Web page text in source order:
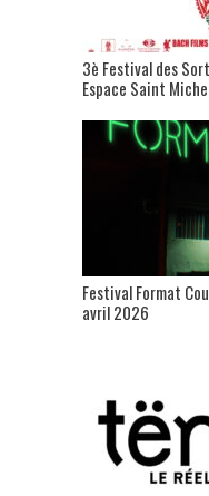
3è Festival des
Espace Saint
Festival Format
avril 2026